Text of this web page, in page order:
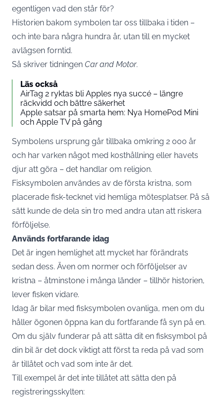
egentligen vad den står för?
Historien bakom symbolen tar oss tillbaka i tiden –
och inte bara några hundra år, utan till en mycket
avlägsen forntid.
Så skriver tidningen Car and Motor.
Läs också
AirTag 2 ryktas bli Apples nya succé – längre
räckvidd och bättre säkerhet
Apple satsar på smarta hem: Nya HomePod Mini
och Apple TV på gång
Symbolens ursprung går tillbaka omkring 2 000 år
och har varken något med kosthållning eller havets
djur att göra – det handlar om religion.
Fisksymbolen användes av de första kristna, som
placerade fisk-tecknet vid hemliga mötesplatser. På så
sätt kunde de dela sin tro med andra utan att riskera
förföljelse.
Används fortfarande idag
Det är ingen hemlighet att mycket har förändrats
sedan dess. Även om normer och förföljelser av
kristna – åtminstone i många länder – tillhör historien,
lever fisken vidare.
Idag är bilar med fisksymbolen ovanliga, men om du
håller ögonen öppna kan du fortfarande få syn på en.
Om du själv funderar på att sätta dit en fisksymbol på
din bilär det dock viktigt att först ta reda på vad som
är tillåtet och vad som inte är det.
Till exempel är det inte tillåtet att sätta den på
registreringsskylten: